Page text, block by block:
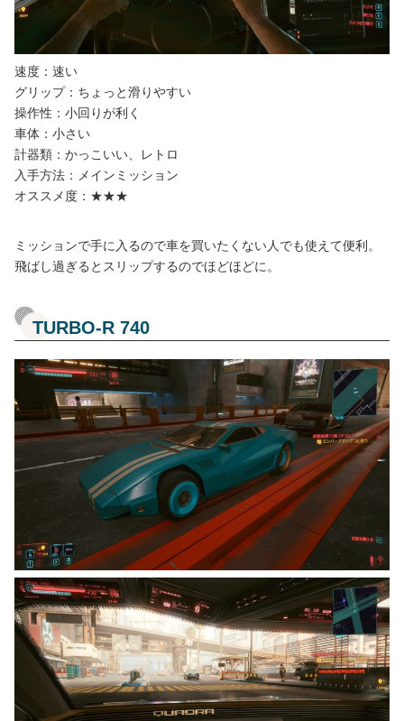
速度：速い
グリップ：ちょっと滑りやすい
操作性：小回りが利く
車体：小さい
計器類：かっこいい、レトロ
入手方法：メインミッション
オススメ度：★★★
ミッションで手に入るので車を買いたくない人でも使えて便利。
飛ばし過ぎるとスリップするのでほどほどに。
TURBO-R 740